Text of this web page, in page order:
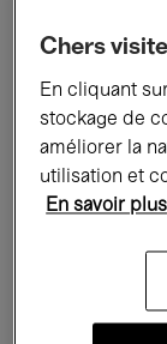
Musique
Chers
En cliquant
stockage de
améliorer la
utilisation et
En savoir plus